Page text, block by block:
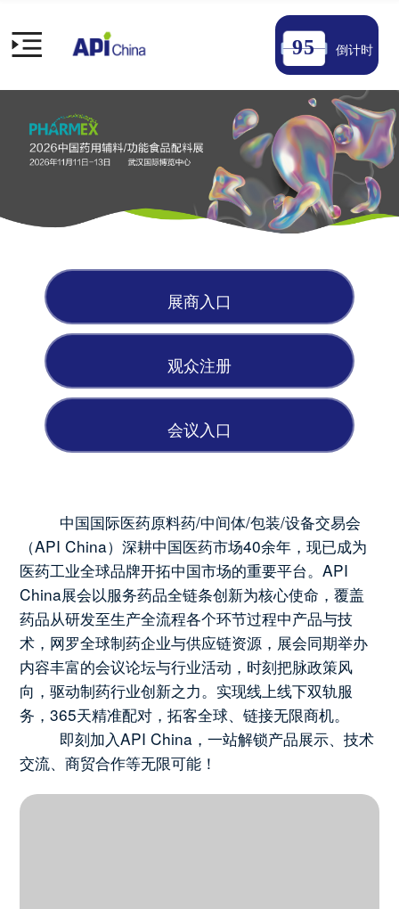
95 倒计时
展商入口
观众注册
会议⼊⼝
中国国际医药原料药/中间体/包装/设备交易会
（API China）深耕中国医药市场40余年，现已成为
医药工业全球品牌开拓中国市场的重要平台。API
China展会以服务药品全链条创新为核心使命，覆盖
药品从研发至生产全流程各个环节过程中产品与技
术，网罗全球制药企业与供应链资源，展会同期举办
内容丰富的会议论坛与行业活动，时刻把脉政策风
向，驱动制药行业创新之力。实现线上线下双轨服
务，365天精准配对，拓客全球、链接无限商机。
即刻加入API China，一站解锁产品展示、技术
交流、商贸合作等无限可能！